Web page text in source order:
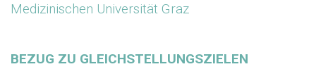
Medizinischen Universität Graz
BEZUG ZU GLEICHSTELLUNGSZIELEN